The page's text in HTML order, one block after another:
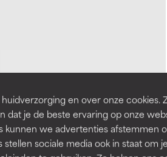
en over onze cookies.
dat je de beste ervaring op onze
kunnen we advertenties afstemmen
sociale media ook in staat om je